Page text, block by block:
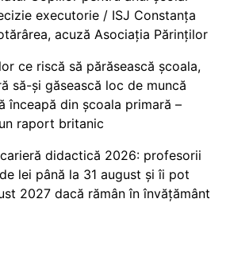
executorie / ISJ Constanța
acuză Asociația Părinților
ce riscă să părăsească școala,
să-și găsească loc de muncă
înceapă din școala primară –
raport britanic
carieră didactică 2026: profesorii
lei până la 31 august și îi pot
2027 dacă rămân în învățământ